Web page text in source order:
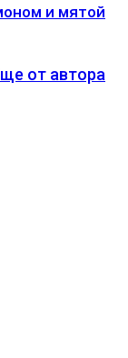
и мятой
от автора